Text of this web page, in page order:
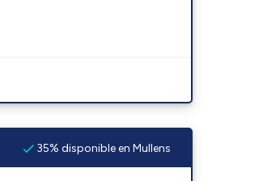
35% disponible en Mullens